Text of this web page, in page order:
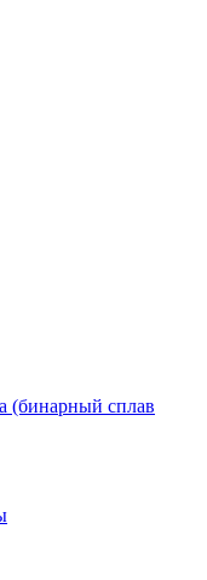
(бинарный сплав